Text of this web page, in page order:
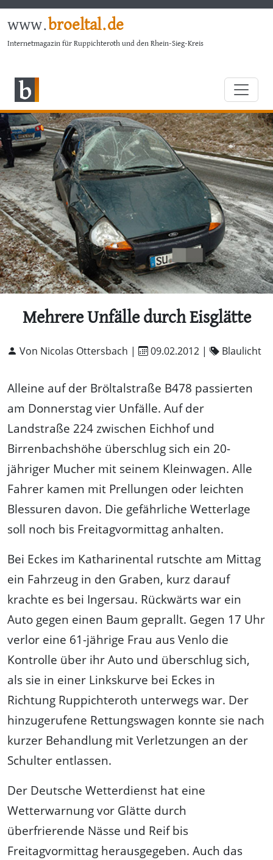
www.broeltal.de
Internetmagazin für Ruppichteroth und den Rhein-Sieg-Kreis
Mehrere Unfälle durch Eisglätte
Von Nicolas Ottersbach | 09.02.2012 | Blaulicht
Alleine auf der Bröltalstraße B478 passierten
am Donnerstag vier Unfälle. Auf der
Landstraße 224 zwischen Eichhof und
Birrenbachshöhe überschlug sich ein 20-
jähriger Mucher mit seinem Kleinwagen. Alle
Fahrer kamen mit Prellungen oder leichten
Blessuren davon. Die gefährliche Wetterlage
soll noch bis Freitagvormittag anhalten.
Bei Eckes im Katharinental rutschte am Mittag
ein Fahrzeug in den Graben, kurz darauf
krachte es bei Ingersau. Rückwärts war ein
Auto gegen einen Baum geprallt. Gegen 17 Uhr
verlor eine 61-jährige Frau aus Venlo die
Kontrolle über ihr Auto und überschlug sich,
als sie in einer Linkskurve bei Eckes in
Richtung Ruppichteroth unterwegs war. Der
hinzugerufene Rettungswagen konnte sie nach
kurzer Behandlung mit Verletzungen an der
Schulter entlassen.
Der Deutsche Wetterdienst hat eine
Wetterwarnung vor Glätte durch
überfrierende Nässe und Reif bis
Freitagvormittag herausgegeben. Auch das